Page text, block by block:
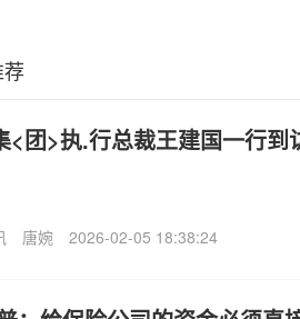
<团>执.行总裁王建国一行到
唐婉 2026-02-05 18:38:24